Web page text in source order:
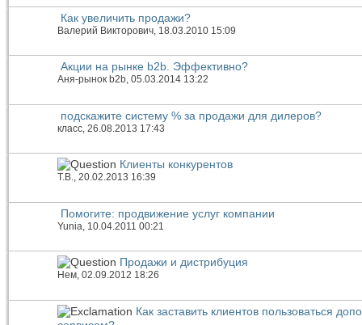
Как увеличить продажи?
Валерий Викторович , 18.03.2010 15:09
Акции на рынке b2b. Эффективно?
Аня-рынок b2b, 05.03.2014 13:22
подскажите систему % за продажи для дилеров?
класс , 26.08.2013 17:43
Клиенты конкурентов
Т.В., 20.02.2013 16:39
Помогите: продвижение услуг компании
Yunia , 10.04.2011 00:21
Продажи и дистрибуция
Нем, 02.09.2012 18:26
Как заставить клиентов пользоваться